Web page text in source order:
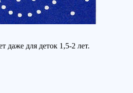
даже для деток 1,5-2 лет.